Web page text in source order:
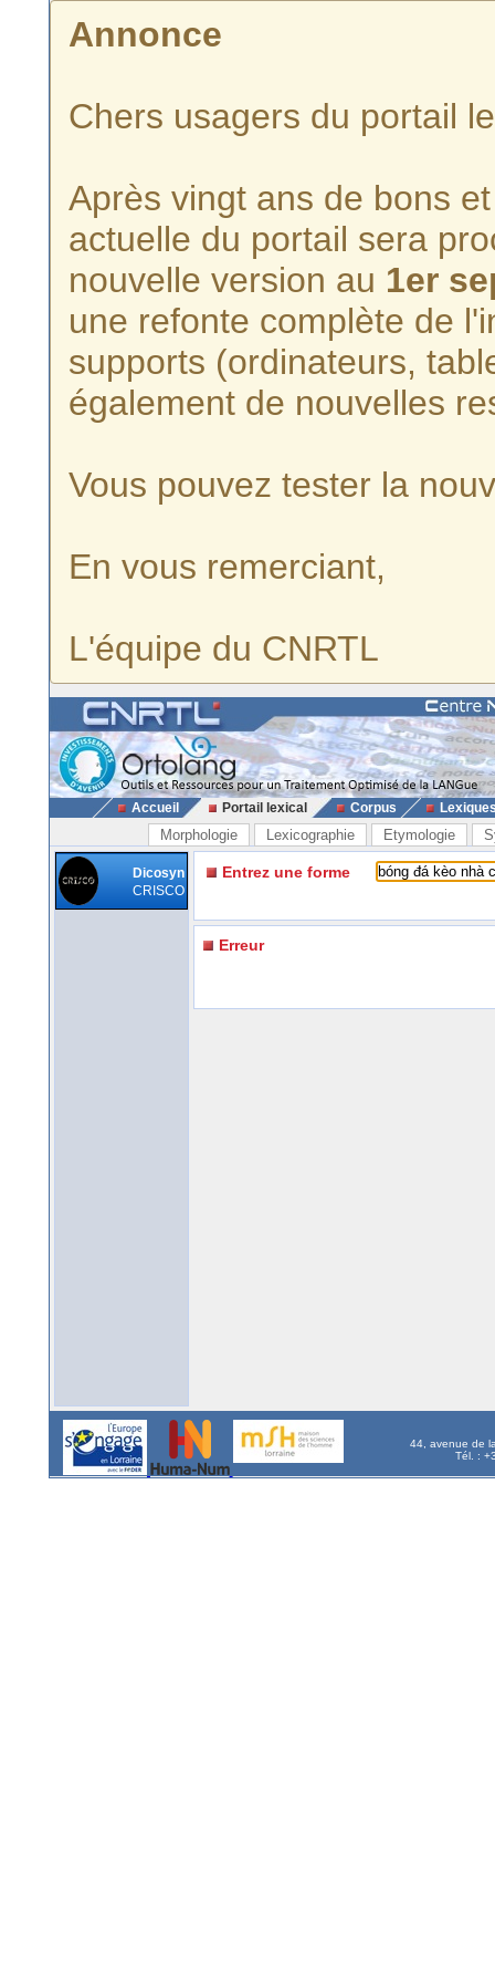
Annonce
Chers usagers du portail
Après vingt ans de bons
actuelle du portail sera
nouvelle version au 1er
une refonte complète de
supports (ordinateurs,
également de nouvelles
Vous pouvez tester la
En vous remerciant,
L'équipe du CNRTL
Accueil Portail lexical Corpus
Morphologie Lexicographie Etymologie
Dicosyn
CRISCO
Entrez une forme
Erreur
44, avenue de
Tél. :